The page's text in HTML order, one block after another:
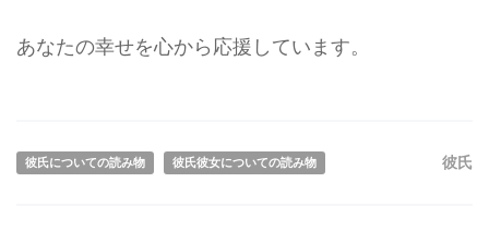
あなたの幸せを心から応援しています。
彼氏についての読み物 彼氏彼女についての読み物 彼氏